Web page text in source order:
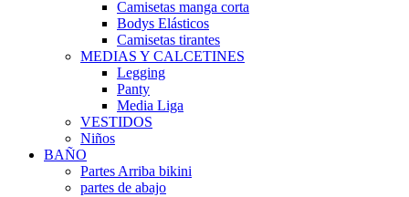
Camisetas manga corta
Bodys Elásticos
Camisetas tirantes
MEDIAS Y CALCETINES
Legging
Panty
Media Liga
VESTIDOS
Niños
BAÑO
Partes Arriba bikini
partes de abajo